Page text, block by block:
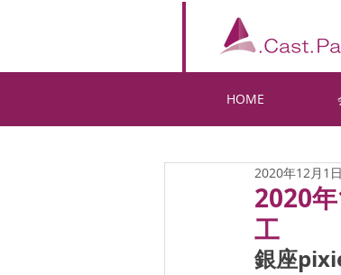
2020
工
2020年12月1日
銀座
HOME